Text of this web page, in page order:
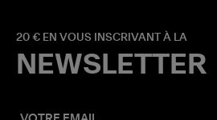
20 € EN VOUS INSCRIVANT À LA
NEWSLETTER